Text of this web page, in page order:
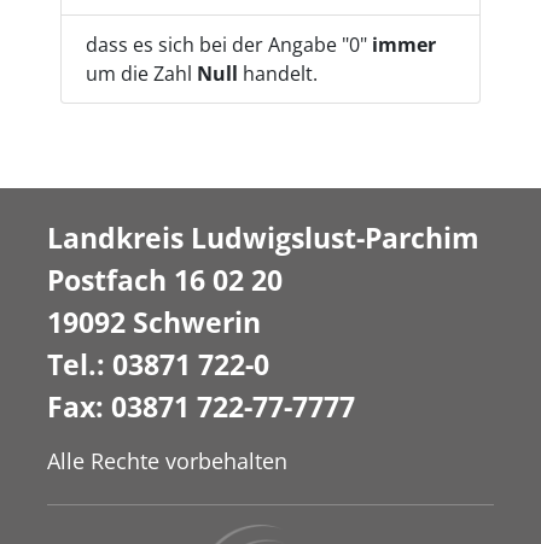
dass es sich bei der Angabe "0" immer
um die Zahl Null handelt.
Landkreis Ludwigslust-Parchim
Postfach 16 02 20
19092 Schwerin
Tel.: 03871 722-0
Fax: 03871 722-77-7777
Alle Rechte vorbehalten